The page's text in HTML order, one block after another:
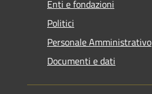
Enti e fondazioni
Politici
Personale Amministrativo
Documenti e dati